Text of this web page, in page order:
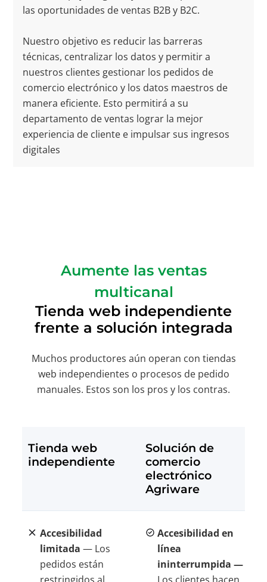
las oportunidades de ventas B2B y B2C.
Nuestro objetivo es reducir las barreras
técnicas, centralizar los datos y permitir a
nuestros clientes gestionar los pedidos de
comercio electrónico y los datos maestros de
manera eficiente. Esto permitirá a su
departamento de ventas lograr la mejor
experiencia de cliente e impulsar sus ingresos
digitales
Aumente las ventas
multicanal
Tienda web independiente
frente a solución integrada
Muchos productores aún operan con tiendas
web independientes o procesos de pedido
manuales. Estos son los pros y los contras.
Tienda web
independiente
Solución de
comercio
electrónico
Agriware
Accesibilidad
limitada— Los
pedidos están
Accesibilidad en
línea
ininterrumpida —